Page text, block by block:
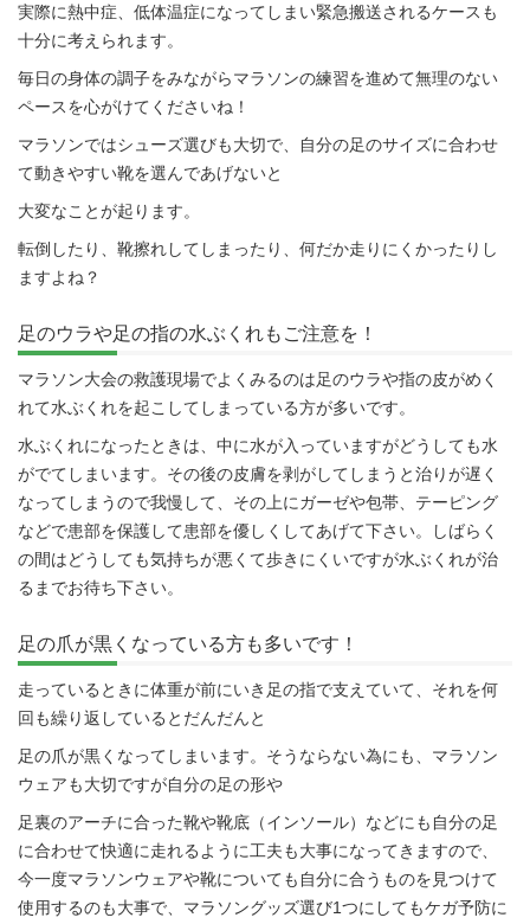
実際に熱中症、低体温症になってしまい緊急搬送されるケースも
十分に考えられます。
毎日の身体の調子をみながらマラソンの練習を進めて無理のない
ペースを心がけてくださいね！
マラソンではシューズ選びも大切で、自分の足のサイズに合わせ
て動きやすい靴を選んであげないと
大変なことが起ります。
転倒したり、靴擦れしてしまったり、何だか走りにくかったりし
ますよね？
足のウラや足の指の水ぶくれもご注意を！
マラソン大会の救護現場でよくみるのは足のウラや指の皮がめく
れて水ぶくれを起こしてしまっている方が多いです。
水ぶくれになったときは、中に水が入っていますがどうしても水
がでてしまいます。その後の皮膚を剥がしてしまうと治りが遅く
なってしまうので我慢して、その上にガーゼや包帯、テーピング
などで患部を保護して患部を優しくしてあげて下さい。しばらく
の間はどうしても気持ちが悪くて歩きにくいですが水ぶくれが治
るまでお待ち下さい。
足の爪が黒くなっている方も多いです！
走っているときに体重が前にいき足の指で支えていて、それを何
回も繰り返しているとだんだんと
足の爪が黒くなってしまいます。そうならない為にも、マラソン
ウェアも大切ですが自分の足の形や
足裏のアーチに合った靴や靴底（インソール）などにも自分の足
に合わせて快適に走れるように工夫も大事になってきますので、
今一度マラソンウェアや靴についても自分に合うものを見つけて
使用するのも大事で、マラソングッズ選び1つにしてもケガ予防に